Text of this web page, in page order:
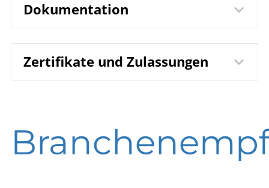
Dokumentation
Datenblatt
9810
Druckmessumformer
Druckmessumformer
Typen PTM | CTM | DTM
Zertifikate und Zulassungen
DIN EN ISO 9001 | Zertifikat | Standort Wesel